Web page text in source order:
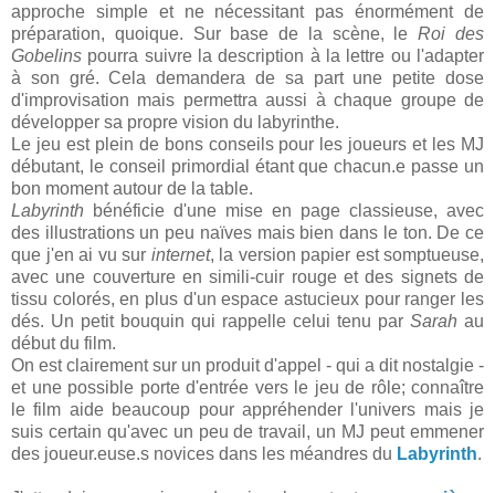
approche simple et ne nécessitant pas énormément de
préparation, quoique. Sur base de la scène, leRoi des
Gobelins pourra suivre la description à la lettre ou l'adapter
à son gré. Cela demandera de sa part une petite dose
d'improvisation mais permettra aussi à chaque groupe de
développer sa propre vision du labyrinthe.
Le jeu est plein de bons conseils pour les joueurs et les MJ
débutant, le conseil primordial étant que chacun.e passe un
bon moment autour de la table.
Labyrinth
bénéficie d'une mise en page classieuse, avec
des illustrations un peu naïves mais bien dans le ton. De ce
que j'en ai vu sur internet, la version papier est somptueuse,
avec une couverture en simili-cuir rouge et des signets de
tissu colorés, en plus d'un espace astucieux pour ranger les
dés. Un petit bouquin qui rappelle celui tenu par Sarah au
début du film.
On est clairement sur un produit d'appel - qui a dit nostalgie -
et une possible porte d'entrée vers le jeu de rôle; connaître
le film aide beaucoup pour appréhender l'univers mais je
suis certain qu'avec un peu de travail, un MJ peut emmener
des joueur.euse.s novices dans les méandres du Labyrinth.